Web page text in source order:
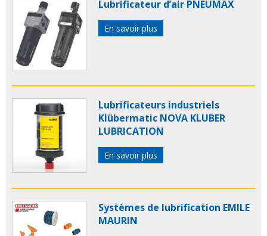
Lubrificateur d’air PNEUMAX
En savoir plus
Lubrificateurs industriels
Klübermatic NOVA KLUBER
LUBRICATION
En savoir plus
Systèmes de lubrification EMILE
MAURIN